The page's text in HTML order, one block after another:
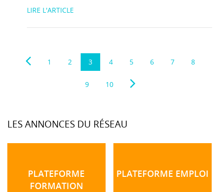
LIRE L'ARTICLE
1 2 3 4 5 6 7 8
9 10
LES ANNONCES DU RÉSEAU
PLATEFORME
FORMATION
PLATEFORME EMPLOI